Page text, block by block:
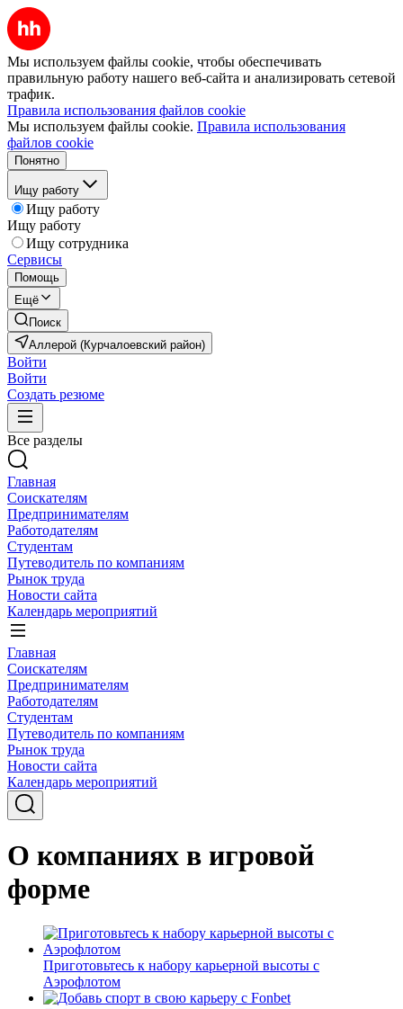
Мы используем файлы cookie, чтобы обеспечивать
правильную работу нашего веб-сайта и анализировать сетевой
трафик.
Правила использования файлов cookie
Мы используем файлы cookie. Правила использования
файлов cookie
Понятно
Ищу работу
Ищу работу
Ищу работу
Ищу сотрудника
Сервисы
Помощь
Ещё
Поиск
Аллерой (Курчалоевский район)
Войти
Войти
Создать резюме
Все разделы
Главная
Соискателям
Предпринимателям
Работодателям
Студентам
Путеводитель по компаниям
Рынок труда
Новости сайта
Календарь мероприятий
Главная
Соискателям
Предпринимателям
Работодателям
Студентам
Путеводитель по компаниям
Рынок труда
Новости сайта
Календарь мероприятий
О компаниях в игровой
форме
Приготовьтесь к набору карьерной высоты с
Аэрофлотом